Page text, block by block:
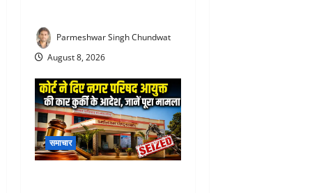
Parmeshwar Singh Chundwat
August 8, 2026
समाचार